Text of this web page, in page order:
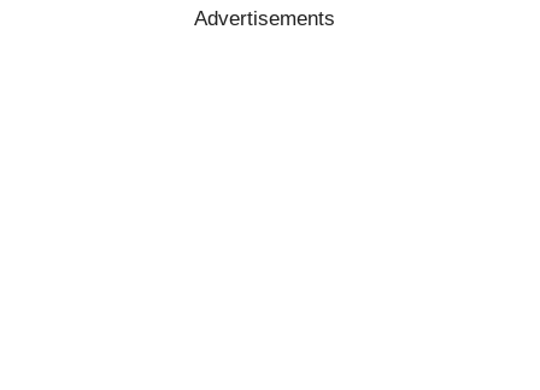
Advertisements